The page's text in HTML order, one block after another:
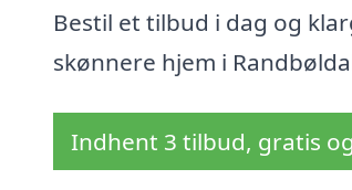
Bestil et tilbud i dag og
skønnere hjem i
Indhent 3 tilbud, gratis